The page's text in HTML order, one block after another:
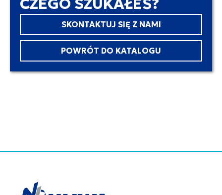
SKONTAKTUJ SIĘ Z NAMI
POWRÓT DO KATALOGU